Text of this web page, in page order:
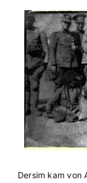
Dersim kam von